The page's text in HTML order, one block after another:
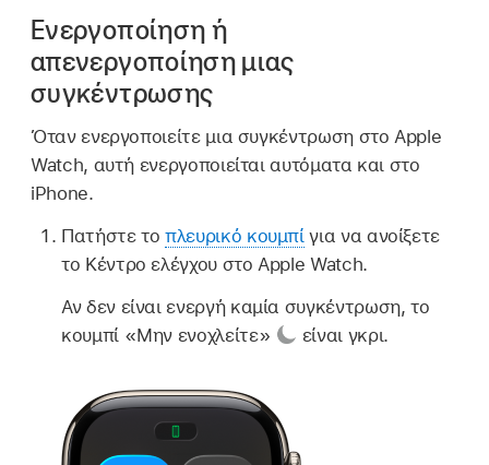
Ενεργοποίηση ή
απενεργοποίηση μιας
συγκέντρωσης
Όταν ενεργοποιείτε μια συγκέντρωση στο Apple
Watch, αυτή ενεργοποιείται αυτόματα και στο
iPhone.
Πατήστε τοπλευρικό κουμπίγια να ανοίξετε
το Κέντρο ελέγχου στο Apple Watch.
Αν δεν είναι ενεργή καμία συγκέντρωση, το
κουμπί «Μην ενοχλείτε»
είναι γκρι.